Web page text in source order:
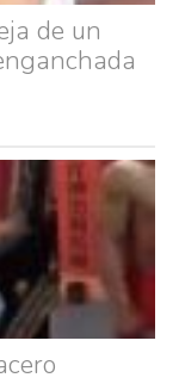
de un